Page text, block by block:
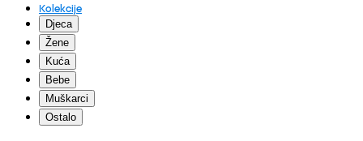
Kolekcije
Djeca
Žene
Kuća
Bebe
Muškarci
Ostalo